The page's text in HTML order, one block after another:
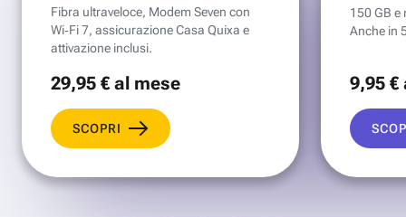
Fibra ultraveloce, Modem Seven con
Wi‑Fi 7, assicurazione Casa Quixa e
attivazione inclusi.
29,95 €al mese
SCOPRI
150 GB e
Anche in
9,95 €